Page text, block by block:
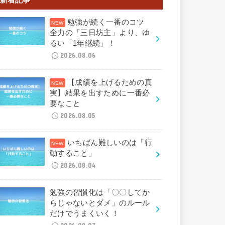
勉強が続く一番のコツ
全力の「三日坊主」より、ゆ
るい「1年継続」！
2026.08.06
【成績を上げるための真
実】結果を出すために一番必
要なこと
2026.08.05
いちばん難しいのは「行
動すること」
2026.08.04
勉強の習慣化は「〇〇してか
らじゃないとダメ」のルール
だけでうまくいく！